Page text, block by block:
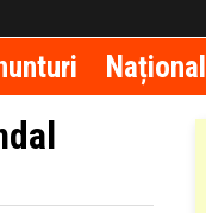
Național